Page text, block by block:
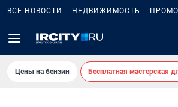
ВСЕ НОВОСТИ НЕДВИЖИМОСТЬ
Цены на бензин Бесплатная мастерская